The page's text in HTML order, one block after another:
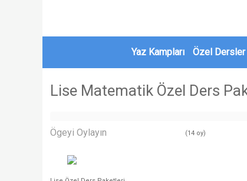
Yaz Kampları Özel Dersler
Lise Matematik Özel Ders
Ögeyi Oylayın (14 oy)